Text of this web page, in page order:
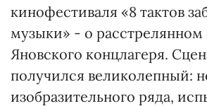
кинофестиваля «8 тактов
музыки» - о расстрелянном
Яновского концлагеря.
получился великолепный:
изобразительного ряда,